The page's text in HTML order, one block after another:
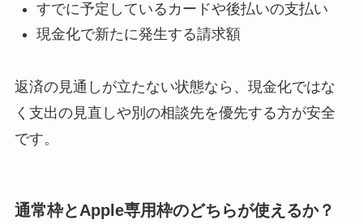
すでに予定しているカードや後払いの支払い
現金化で新たに発生する請求額
返済の見通しが立たない状態なら、現金化ではな
く支出の見直しや別の相談先を優先する方が安全
です。
通常枠とApple専用枠のどちらが使えるか？